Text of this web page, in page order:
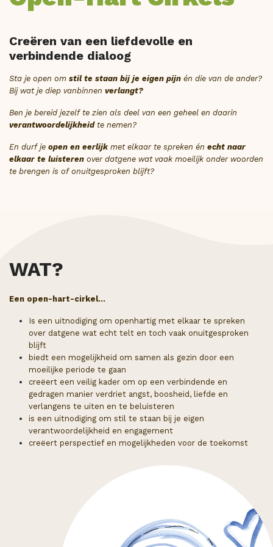
Creëren van een liefdevolle en
verbindende dialoog
Sta je open om stil te staan bij je eigen pijn én die van de ander?
Bij wat je diep vanbinnen verlangt?
Ben je bereid jezelf te zien als deel van een geheel en daarin
verantwoordelijkheid te nemen?
En durf je open en eerlijkmet elkaar te spreken én echt naar
elkaar te luisteren over datgene wat vaak moeilijk onder woorden
te brengen is of onuitgesproken blijft?
WAT?
Een open-hart-cirkel...
Is een uitnodiging om openhartig met elkaar te spreken
over datgene wat echt telt en toch vaak onuitgesproken
blijft
biedt een mogelijkheid om samen als gezin door een
moeilijke periode te gaan
creëert een veilig kader om op een verbindende en
gedragen manier verdriet angst, boosheid, liefde en
verlangens te uiten en te beluisteren
is een uitnodiging om stil te staan bij je eigen
verantwoordelijkheid en engagement
creëert perspectief en mogelijkheden voor de toekomst